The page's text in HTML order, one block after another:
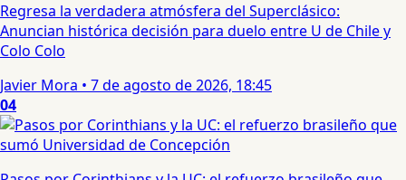
Regresa la verdadera atmósfera del Superclásico:
Anuncian histórica decisión para duelo entre U de Chile y
Colo Colo
Javier Mora • 7 de agosto de 2026, 18:45
04